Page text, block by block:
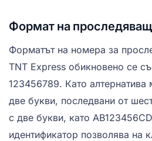
Формат на
Форматът на номера за
TNT Express обикновено се
123456789. Като
две букви, последвани от
с две букви, като
идентификатор позволява на